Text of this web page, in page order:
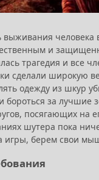
выживания
и
трагедия и
сделали широкую
одежду из шкур
бороться за
посягающих на
шутера пока
берем свои